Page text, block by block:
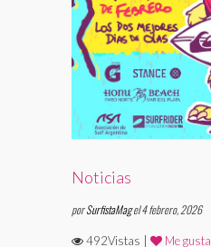
Noticias
porSurfistaMagel 4 febrero, 2026
492Vistas | Me gusta